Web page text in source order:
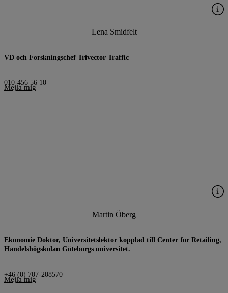
Lena Smidfelt
VD och Forskningschef Trivector Traffic
010-456 56 10
Mejla mig
Martin Öberg
Ekonomie Doktor, Universitetslektor kopplad till Center for Retailing,
Handelshögskolan Göteborgs universitet.
+46 (0) 707-208570
Mejla mig